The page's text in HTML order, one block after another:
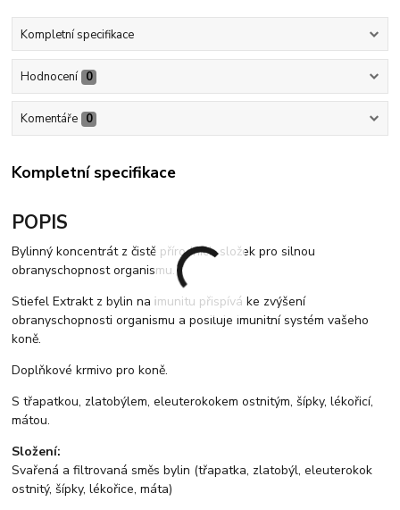
Kompletní specifikace
Hodnocení 0
Komentáře 0
Kompletní specifikace
POPIS
Bylinný koncentrát z čistě přírodních složek pro silnou
obranyschopnost organismu.
Stiefel Extrakt z bylin na imunitu přispívá ke zvýšení
obranyschopnosti organismu a posiluje imunitní systém vašeho
koně.
Doplňkové krmivo pro koně.
S třapatkou, zlatobýlem, eleuterokokem ostnitým, šípky, lékořicí,
mátou.
Složení:
Svařená a filtrovaná směs bylin (třapatka, zlatobýl, eleuterokok
ostnitý, šípky, lékořice, máta)